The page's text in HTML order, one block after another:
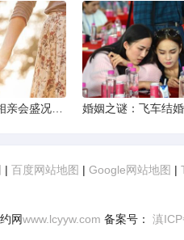
| 百度网站地图 | Google网站地图 |
网www.lcyyw.com 备案号： 滇